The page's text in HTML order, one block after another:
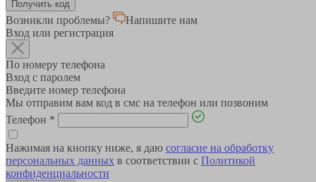
Возникли проблемы?
Напишите нам
Вход или регистрация
По номеру телефона
Вход с паролем
Введите номер телефона
Мы отправим вам код в смс на телефон или позвоним
Телефон *
Нажимая на кнопку ниже, я даю согласие на обработку
персональных данных в соответствии с Политикой
конфиденциальности